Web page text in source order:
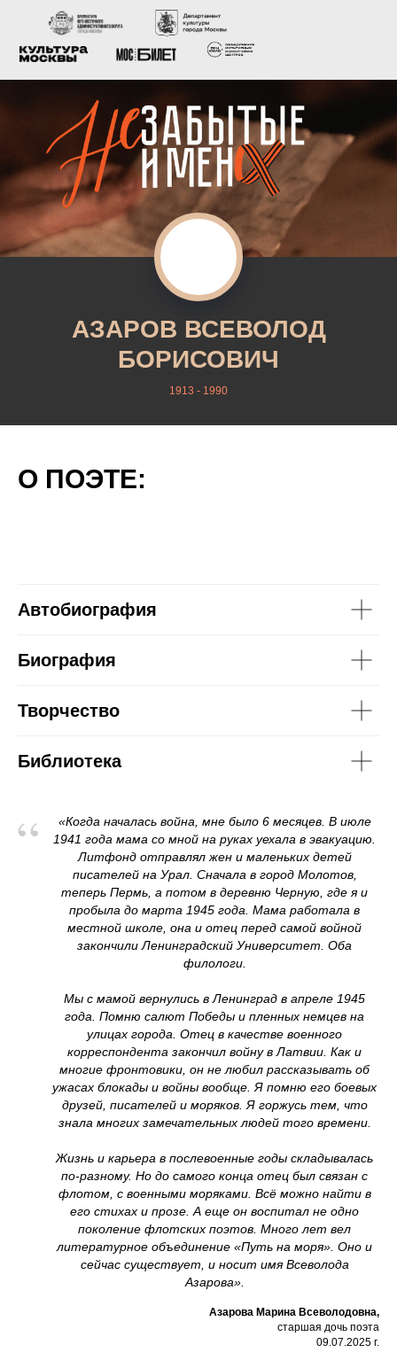
АЗАРОВ ВСЕВОЛОД
БОРИСОВИЧ
1913 - 1990
О ПОЭТЕ:
Автобиография
Биография
Творчество
Библиотека
“
«Когда началась война, мне было 6 месяцев. В июле
1941 года мама со мной на руках уехала в эвакуацию.
Литфонд отправлял жен и маленьких детей
писателей на Урал. Сначала в город Молотов,
теперь Пермь, а потом в деревню Черную, где я и
пробыла до марта 1945 года. Мама работала в
местной школе, она и отец перед самой войной
закончили Ленинградский Университет. Оба
филологи.
Мы с мамой вернулись в Ленинград в апреле 1945
года. Помню салют Победы и пленных немцев на
улицах города. Отец в качестве военного
корреспондента закончил войну в Латвии. Как и
многие фронтовики, он не любил рассказывать об
ужасах блокады и войны вообще. Я помню его боевых
друзей, писателей и моряков. Я горжусь тем, что
знала многих замечательных людей того времени.
Жизнь и карьера в послевоенные годы складывалась
по-разному. Но до самого конца отец был связан с
флотом, с военными моряками. Всё можно найти в
его стихах и прозе. А еще он воспитал не одно
поколение флотских поэтов. Много лет вел
литературное объединение «Путь на моря». Оно и
сейчас существует, и носит имя Всеволода
Азарова».
Азарова Марина Всеволодовна,
старшая дочь поэта
09.07.2025 г.